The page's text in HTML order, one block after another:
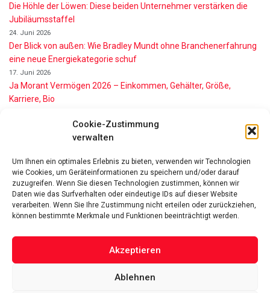
Cookie-Zustimmung
verwalten
Um Ihnen ein optimales Erlebnis zu bieten, verwenden wir Technologien
wie Cookies, um Geräteinformationen zu speichern und/oder darauf
zuzugreifen. Wenn Sie diesen Technologien zustimmen, können wir
Daten wie das Surfverhalten oder eindeutige IDs auf dieser Website
verarbeiten. Wenn Sie Ihre Zustimmung nicht erteilen oder zurückziehen,
können bestimmte Merkmale und Funktionen beeinträchtigt werden.
Akzeptieren
Ablehnen
Die Höhle der Löwen: Diese beiden Unternehmer verstärken die
Jubiläumsstaffel
24. Juni 2026
Der Blick von außen: Wie Bradley Mundt ohne Branchenerfahrung
eine neue Energiekategorie schuf
17. Juni 2026
Ja Morant Vermögen 2026 – Einkommen, Gehälter, Größe,
Karriere, Bio
Alice Walton Vermögen 2026: So reich ist die Walmart-Erbin
wirklich
11. Juni 2026
Nino de Angelo Vermögen 2026 Wie Reich Ist Er?
9. Juni 2026
Das Vermögen von Promis von A bis Z